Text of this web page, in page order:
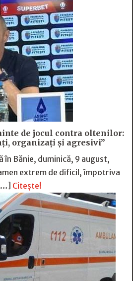
de jocul contra oltenilor:
organizați și agresivi”
în Bănie, duminică, 9 august,
extrem de dificil, împotriva
Citește!